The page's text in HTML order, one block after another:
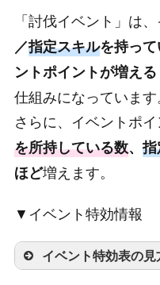
40000 金の
50000 ゴー
4位
称
栄
5～30位
称
31～100位
101～1000位
「討伐イベント」は
／指定スキルを持っ
ントポイントが増える
仕組みになっています
さらに、イベントポ
を所持している数、
ほど増えます。
▼イベント特効情報
イベント特効表の見